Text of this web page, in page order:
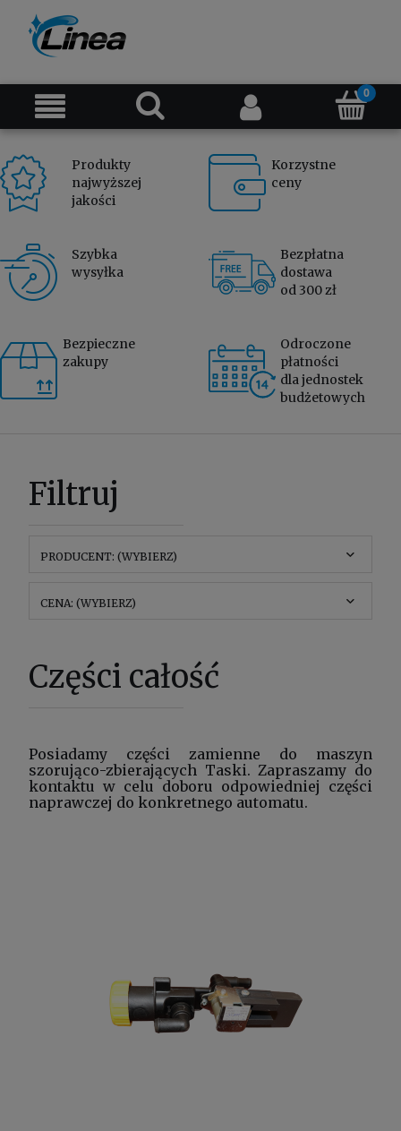
Produkty
najwyższej
jakości
Korzystne
ceny
Szybka
wysyłka
Bezpłatna
dostawa
od 300 zł
Bezpieczne
zakupy
Odroczone
płatności
dla jednostek
budżetowych
Filtruj
PRODUCENT: (WYBIERZ)
CENA: (WYBIERZ)
Części całość
Posiadamy części zamienne do maszyn
szorująco-zbierających Taski. Zapraszamy do
kontaktu w celu doboru odpowiedniej części
naprawczej do konkretnego automatu.